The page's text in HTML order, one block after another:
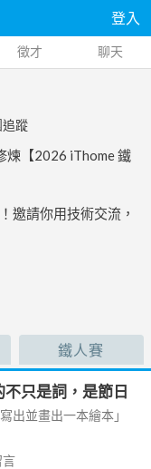
登入
徵才 聊天
蹤
煉【2026 iThome 鐵
邀請你用技術交流，
鐵人賽
只是詞，是節日
出並畫出一本繪本」
言